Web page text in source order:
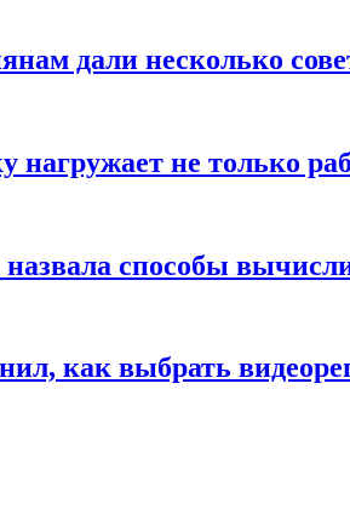
дали несколько
нагружает не только
способы
как выбрать